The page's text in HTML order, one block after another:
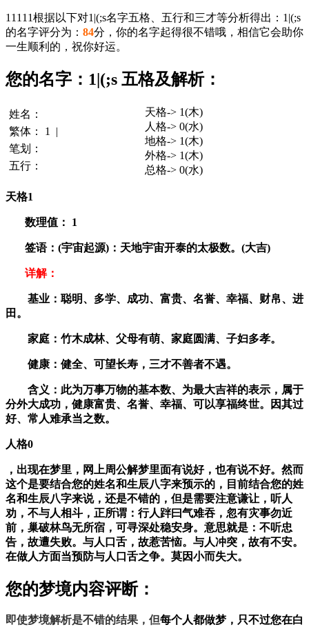
11111根据以下对1|(;s名字五格、五行和三才等分析得出：1|(;s
的名字评分为： 84分，你的名字起得很不错哦，相信它会助你
一生顺利的，祝你好运。
您的名字：1|(;s 五格及解析：
姓名：
繁体：
1
|
笔划：
五行：
天格-> 1(木)
人格-> 0(水)
地格-> 1(木)
外格-> 1(木)
总格-> 0(水)
天格1
数理值： 1
签语：(宇宙起源)：天地宇宙开泰的太极数。(大吉)
详解：
基业：聪明、多学、成功、富贵、名誉、幸福、财帛、进
田。
家庭：竹木成林、父母有萌、家庭圆满、子妇多孝。
健康：健全、可望长寿，三才不善者不遇。
含义：此为万事万物的基本数、为最大吉祥的表示，属于
分外大成功，健康富贵、名誉、幸福、可以享福终世。因其过
好、常人难承当之数。
人格0
，出现在梦里，网上周公解梦里面有说好，也有说不好。然而
这个是要结合您的姓名和生辰八字来预示的，目前结合您的姓
名和生辰八字来说，还是不错的，但是需要注意谦让，听人
劝，不与人相斗，正所谓：行人跘曰气难吞，忽有灾事勿近
前，巢破林鸟无所宿，可寻深处稳安身。意思就是：不听忠
告，故遭失败。与人口舌，故惹苦恼。与人冲突，故有不安。
在做人方面当预防与人口舌之争。莫因小而失大。
您的梦境内容评断：
即使梦境解析是不错的结果，但每个人都做梦，只不过您在白